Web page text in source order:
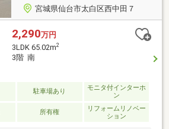
宮城県仙台市太白区西中田７
2,290万円
3LDK 65.02m2
3階 南
駐車場あり
モニタ付インターホ
ン
所有権
リフォームリノベー
ション